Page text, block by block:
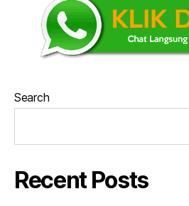
Search
Recent Posts